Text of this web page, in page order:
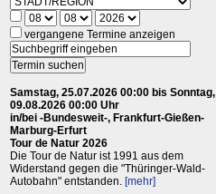
vergangene Termine anzeigen
Samstag, 25.07.2026 00:00 bis Sonntag,
09.08.2026 00:00 Uhr
in/bei -Bundesweit-, Frankfurt-Gießen-
Marburg-Erfurt
Tour de Natur 2026
Die Tour de Natur ist 1991 aus dem
Widerstand gegen die "Thüringer-Wald-
Autobahn" entstanden. [mehr]